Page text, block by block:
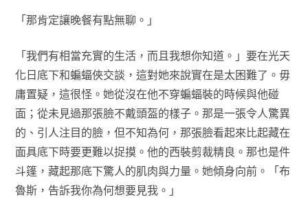
「那肯定讓晚餐有點無聊。」
「我們有相當充實的生活，而且我想你知道。」要在光天
化日底下和蝙蝠俠交談，這對她來說實在是太困難了。毋
庸置疑，這很怪。她從沒在他不穿蝙蝠裝的時候與他碰
面；從未見過那張臉不戴頭盔的樣子。那是一張令人驚異
的、引人注目的臉，但不知為何，那張臉看起來比起藏在
面具底下時要更難以捉摸。他的西裝剪裁精良。那也是件
斗篷，藏起那底下驚人的肌肉與力量。她傾身向前。「布
魯斯，告訴我你為何想要見我。」